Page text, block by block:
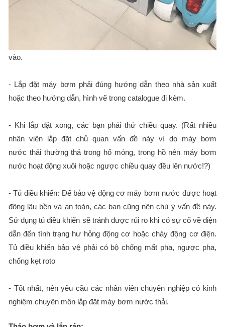
vào.
- Lắp đặt máy bơm phải đúng hướng dẫn theo nhà sản xuất
hoặc theo hướng dẫn, hình vẽ trong catalogue đi kèm.
- Khi lắp đặt xong, các bạn phải thử chiều quay. (Rất nhiều
nhân viên lắp đặt chủ quan vấn đề này vì do máy bơm
nước thải thường thả trong hố móng, trong hồ nên máy bơm
nước hoạt động xuôi hoặc ngược chiều quay đều lên nước!?)
- Tủ điều khiển: Để bảo vệ động cơ máy bơm nước được hoạt
động lâu bền và an toàn, các bạn cũng nên chú ý vấn đề này.
Sử dụng tủ điều khiển sẽ tránh được rủi ro khi có sự cố về điện
dẫn đến tình trạng hư hỏng động cơ hoặc cháy động cơ điện.
Tủ điều khiển bảo vệ phải có bộ chống mất pha, ngược pha,
chống kẹt roto
- Tốt nhất, nên yêu cầu các nhân viên chuyên nghiệp có kinh
nghiệm chuyên môn lắp đặt máy bơm nước thải.